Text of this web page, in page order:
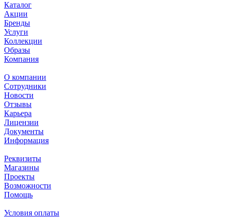
Каталог
Акции
Бренды
Услуги
Коллекции
Образы
Компания
О компании
Сотрудники
Новости
Отзывы
Карьера
Лицензии
Документы
Информация
Реквизиты
Магазины
Проекты
Возможности
Помощь
Условия оплаты